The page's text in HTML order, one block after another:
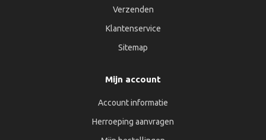
Verzenden
Klantenservice
Sitemap
Mijn account
Account informatie
Herroeping aanvragen